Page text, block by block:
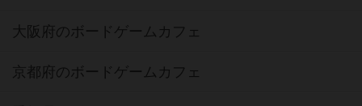
大阪府のボードゲームカフェ
京都府のボードゲームカフェ